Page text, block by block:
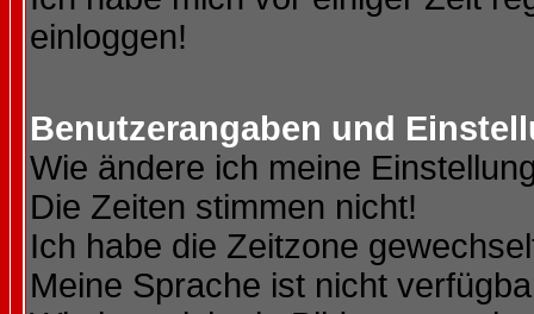
einloggen!
Benutzerangaben und
Wie ändere ich meine
Die Zeiten stimmen nicht!
Ich habe die Zeitzone
Meine Sprache ist nicht